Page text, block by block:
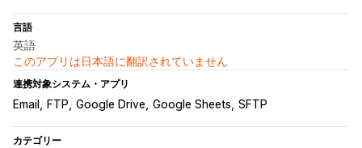
言語
英語
このアプリは日本語に翻訳されていません
連携対象システム・アプリ
Email FTP Google Drive Google Sheets SFTP
カテゴリー